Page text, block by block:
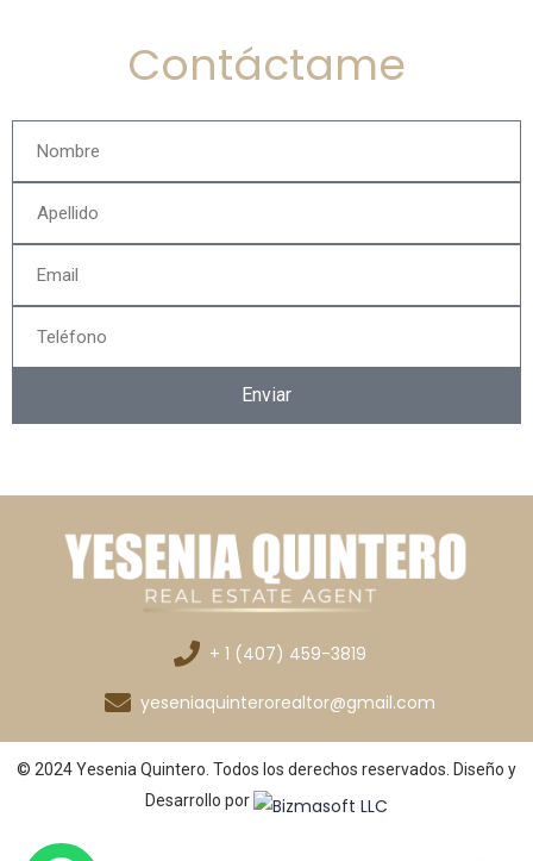
Contáctame
Enviar
+ 1 (407) 459-3819
yeseniaquinterorealtor@gmail.com
© 2024 Yesenia Quintero. Todos los derechos reservados. Diseño y
Desarrollo por